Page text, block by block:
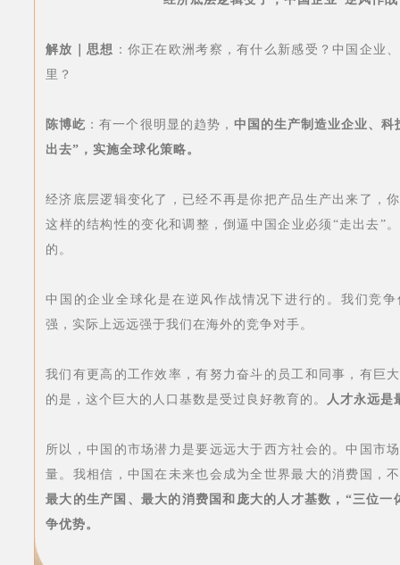
解放｜思想 ：你正在欧洲考察，有什么新感受？中国企业
里？
陈博屹 ：有一个很明显的趋势， 中国的生产制造业企业、科
出去”，实施全球化策略。
经济底层逻辑变化了，已经不再是你把产品生产出来了，
这样的结构性的变化和调整，倒逼中国企业必须“走出去”
的。
中国的企业全球化是在逆风作战情况下进行的。我们竞
强，实际上远远强于我们在海外的竞争对手。
我们有更高的工作效率，有努力奋斗的员工和同事，有巨
的是，这个巨大的人口基数是受过良好教育的。
人才永远是
所以，中国的市场潜力是要远远大于西方社会的。中国市
量。我相信，中国在未来也会成为全世界最大的消费国，
最大的生产国、最大的消费国和庞大的人才基数，“三位一
争优势。